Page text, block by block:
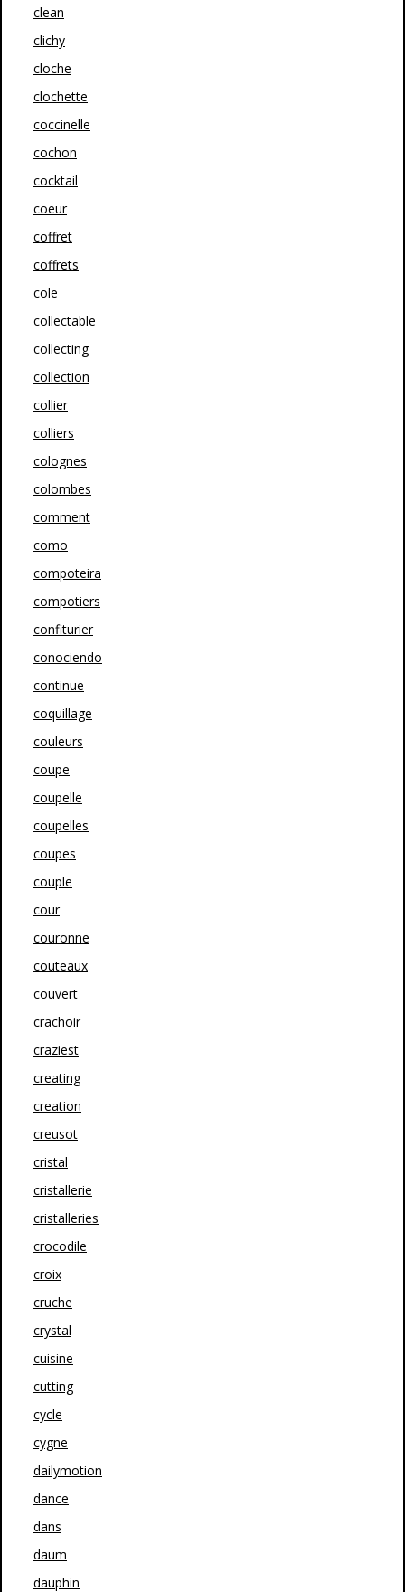
clean
clichy
cloche
clochette
coccinelle
cochon
cocktail
coeur
coffret
coffrets
cole
collectable
collecting
collection
collier
colliers
colognes
colombes
comment
como
compoteira
compotiers
confiturier
conociendo
continue
coquillage
couleurs
coupe
coupelle
coupelles
coupes
couple
cour
couronne
couteaux
couvert
crachoir
craziest
creating
creation
creusot
cristal
cristallerie
cristalleries
crocodile
croix
cruche
crystal
cuisine
cutting
cycle
cygne
dailymotion
dance
dans
daum
dauphin